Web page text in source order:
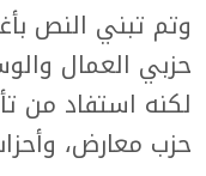
وتم تبني النص
حزبي العمال
لكنه استفاد من
حزب معارض،